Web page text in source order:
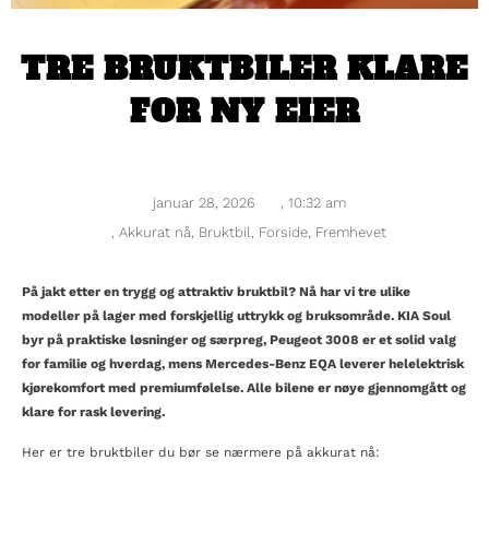
TRE BRUKTBILER KLARE
FOR NY EIER
januar 28, 2026 , 10:32 am
, Akkurat nå, Bruktbil, Forside, Fremhevet
På jakt etter en trygg og attraktiv bruktbil? Nå har vi tre ulike
modeller på lager med forskjellig uttrykk og bruksområde. KIA Soul
byr på praktiske løsninger og særpreg, Peugeot 3008 er et solid valg
for familie og hverdag, mens Mercedes-Benz EQA leverer helelektrisk
kjørekomfort med premiumfølelse. Alle bilene er nøye gjennomgått og
klare for rask levering.
Her er tre bruktbiler du bør se nærmere på akkurat nå: